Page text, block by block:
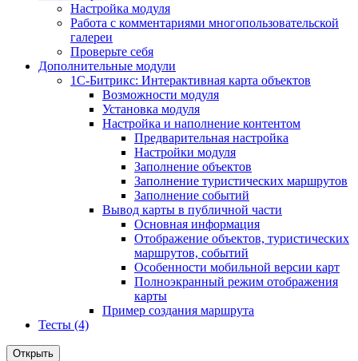
Настройка модуля
Работа с комментариями многопользовательской
галереи
Проверьте себя
Дополнительные модули
1С-Битрикс: Интерактивная карта объектов
Возможности модуля
Установка модуля
Настройка и наполнение контентом
Предварительная настройка
Настройки модуля
Заполнение объектов
Заполнение туристических маршрутов
Заполнение событий
Вывод карты в публичной части
Основная информация
Отображение объектов, туристических
маршрутов, событий
Особенности мобильной версии карт
Полноэкранный режим отображения
карты
Пример создания маршрута
Тесты (4)
Открыть